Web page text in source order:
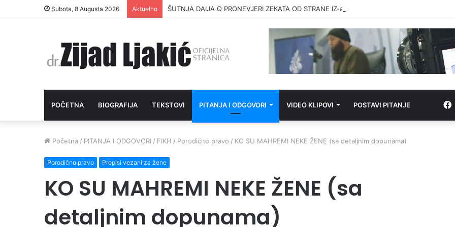
Subota, 8 Augusta 2026 Aktuelno ŠUTNJA DAIJA O PRONEVJERI ZEKATA OD STRANE IZ-a
POČETNA BIOGRAFIJA TEKSTOVI PITANJA I ODGOVORI VIDEO KLIPOVI POSTAVI PITANJE
Početna / PITANJA I ODGOVORI / FIKH / Porodično pravo / KO SU MAHREMI NEKE ŽENE (sa detaljnim dopunama)
Porodično pravo Propisi vezani za žene
KO SU MAHREMI NEKE ŽENE (sa
detaljnim dopunama)